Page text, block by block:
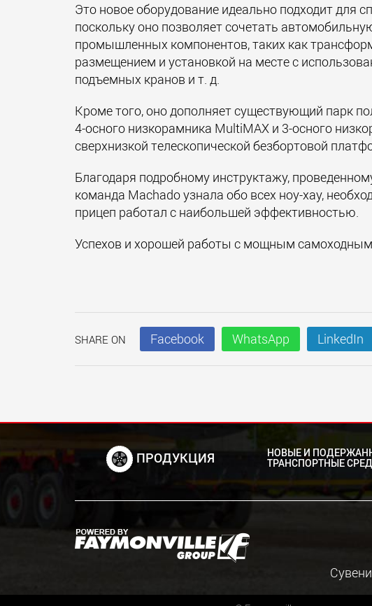
Это новое оборудование идеально подходит для
поскольку оно позволяет сочетать
промышленных компонентов, таких как
размещением и установкой на месте с
подъемных кранов и т. д.
Кроме того, оно дополняет существующий парк
4-осного низкорамника MultiMAX и 3-осного
сверхнизкой телескопической безбортовой
Благодаря подробному инструктажу,
команда Machado узнала обо всех ноу-хау,
прицеп работал с наибольшей эффективностью.
Успехов и хорошей работы с мощным
SHARE ON Facebook WhatsApp LinkedIn
ПРОДУКЦИЯ НОВЫЕ И
ТРАНСПОРТНЫЕ